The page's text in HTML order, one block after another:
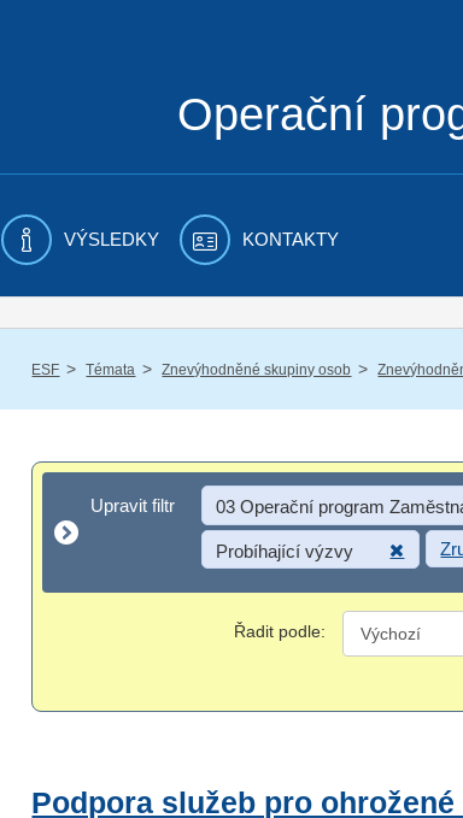
Operační
VÝSLEDKY KONTAKTY
ESF / Témata / Znevýhodněné skupiny osob /
Upravit filtr
Upravit filtr 03 Operační program
Probíhající výzvy
Řadit podle:
Podpora služeb pro